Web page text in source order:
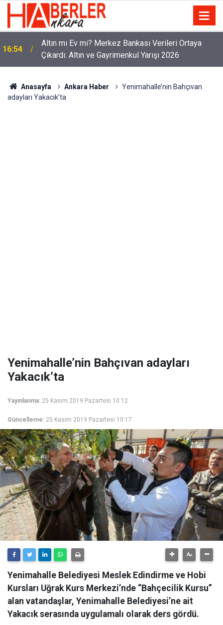
16:54
Altın mı Ev mi? Merkez Bankası Verileri Ortaya
Çıkardı: Altın ve Gayrimenkul Yarışı 2026
Anasayfa Ankara Haber
Yenimahalle’nin Bahçıvan
adayları Yakacık’ta
Yenimahalle’nin Bahçıvan adayları
Yakacık’ta
Yayınlanma: 25 Kasım 2019 Pazartesi 10:12
Güncelleme: 25 Kasım 2019 Pazartesi 10:17
Yenimahalle Belediyesi Meslek Edindirme ve Hobi
Kursları Uğrak Kurs Merkezi’nde “Bahçecilik Kursu”
alan vatandaşlar, Yenimahalle Belediyesi’ne ait
Yakacık serasında uygulamalı olarak ders gördü.